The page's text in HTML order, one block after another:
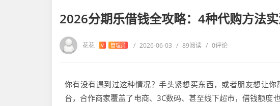
2026分期乐借钱全攻略：4种代购方法
花花 V 管理员 / 2026-06-03 / 89阅读 / 0评论
你有没有遇到过这种情况？手头紧想买东西，或者朋友想让
台，合作商家覆盖了电商、3C数码、甚至线下超市，借钱额度